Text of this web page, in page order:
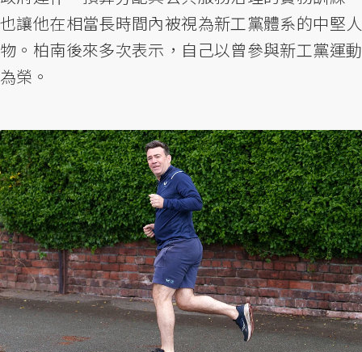
也讓他在相當長時間內被視為新工黨體系的中堅人
物。柏南後來多次表示，自己以曾參與新工黨運動
為榮。